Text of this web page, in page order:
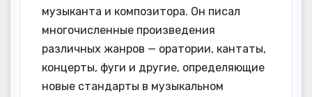
музыканта и композитора. Он писал
многочисленные произведения
различных жанров — оратории, кантаты,
концерты, фуги и другие, определяющие
новые стандарты в музыкальном